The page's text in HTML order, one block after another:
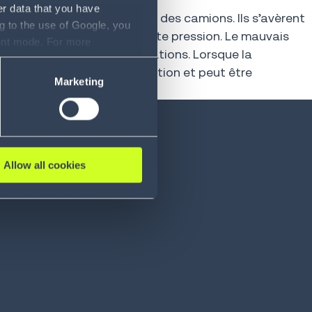
data that you have
to the use of Google, you
mode. For more
refer to our Privacy
Marketing
Allow all cookies
ou au chargement des camions. Ils s’avèrent
engendre une forte pression. Le mauvais
chaque année aux opérations. Lorsque la
pas dans la zone de réception et peut être